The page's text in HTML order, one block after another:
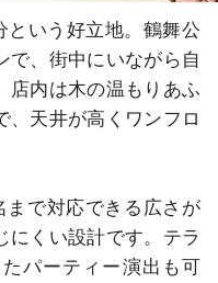
という好立地。鶴舞公
で、街中にいながら自
店内は木の温もりあふ
、天井が高くワンフロ
まで対応できる広さが
にくい設計です。テラ
パーティー演出も可